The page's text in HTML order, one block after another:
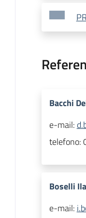
Bacchi
e-mail:
telefono:
Boselli
e-mail: